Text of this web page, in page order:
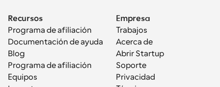
Recursos
Programa de afiliación
Documentación de ayuda
Blog
Programa de afiliación
Equipos
Empresa
Trabajos
Acerca de
Abrir Startup
Soporte
Privacidad